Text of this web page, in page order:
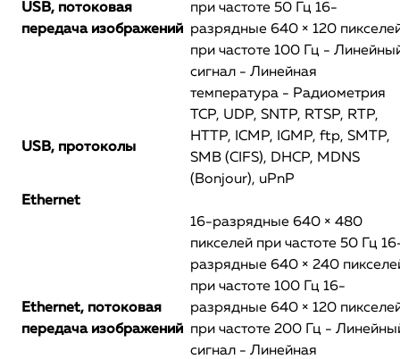
USB, потоковая
передача изображений
при частоте 50 Гц 16-
разрядные 640 × 120
при частоте 100 Гц -
сигнал - Линейная
температура - Радиометрия
USB, протоколы
TCP, UDP, SNTP, RTSP, RTP,
HTTP, ICMP, IGMP, ftp, SMTP,
SMB (CIFS), DHCP, MDNS
(Bonjour), uPnP
Ethernet
Ethernet, потоковая
передача изображений
16-разрядные 640 × 480
пикселей при частоте 50 Гц
разрядные 640 × 240
при частоте 100 Гц 16-
разрядные 640 × 120
при частоте 200 Гц -
сигнал - Линейная